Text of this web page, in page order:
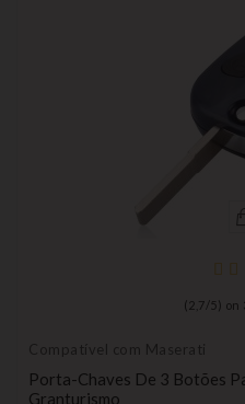
( 2,7 / 5) on
Compatível com Maserati
Porta-Chaves De 3 Botões
Granturismo